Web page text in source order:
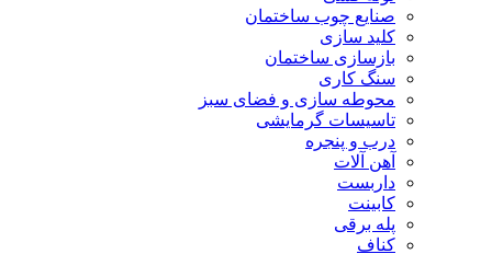
صنایع چوب ساختمان
کلید سازی
بازسازی ساختمان
سنگ کاری
محوطه سازی و فضای سبز
تاسیسات گرمایشی
درب و پنجره
آهن آلات
داربست
کابینت
پله برقی
کناف